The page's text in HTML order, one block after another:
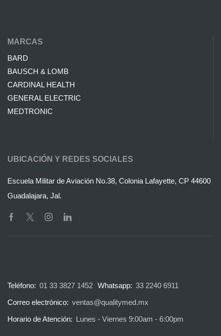
MARCAS
BARD
BAUSCH & LOMB
CARDINAL HEALTH
GENERAL ELECTRIC
MEDTRONIC
UBICACIÓN Y REDES SOCIALES
Escuela Militar de Aviación No.38, Colonia Lafayette, CP 44600
Guadalajara, Jal.
Teléfono: 01 33 3827 1452 Whatsapp: 33 2240 6911
Correo electrónico: ventas@qualitymed.mx
Horario de Atención: Lunes - Viernes 9:00am - 6:00pm